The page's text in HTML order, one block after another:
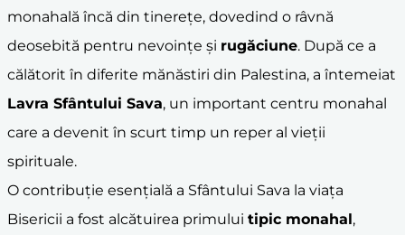
monahală încă din tinerețe, dovedind o râvnă
deosebită pentru nevoințe și rugăciune. După ce a
călătorit în diferite mănăstiri din Palestina, a întemeiat
Lavra Sfântului Sava, un important centru monahal
care a devenit în scurt timp un reper al vieții
spirituale.
O contribuție esențială a Sfântului Sava la viața
Bisericii a fost alcătuirea primului tipic monahal,